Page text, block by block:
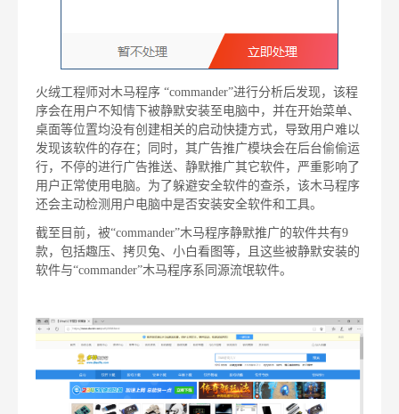
火绒工程师对木马程序 “commander”进行分析后发现，该程
序会在用户不知情下被静默安装至电脑中，并在开始菜单、
桌面等位置均没有创建相关的启动快捷方式，导致用户难以
发现该软件的存在；同时，其广告推广模块会在后台偷偷运
行，不停的进行广告推送、静默推广其它软件，严重影响了
用户正常使用电脑。为了躲避安全软件的查杀，该木马程序
还会主动检测用户电脑中是否安装安全软件和工具。
截至目前，被“commander”木马程序静默推广的软件共有9
款，包括趣压、拷贝兔、小白看图等，且这些被静默安装的
软件与“commander”木马程序系同源流氓软件。